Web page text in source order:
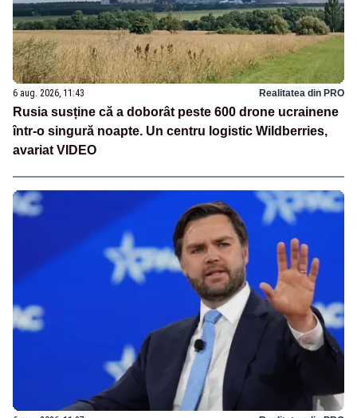
6 aug. 2026, 11:43 Realitatea din PRO
Rusia susține că a doborât peste 600 drone ucrainene
într-o singură noapte. Un centru logistic Wildberries,
avariat VIDEO